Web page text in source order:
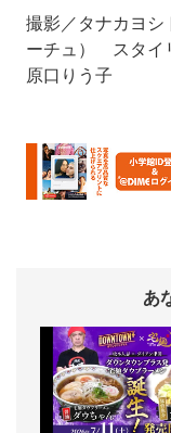
撮影／タナカヨ
ーチュ） スタイ
原口りう子
あ